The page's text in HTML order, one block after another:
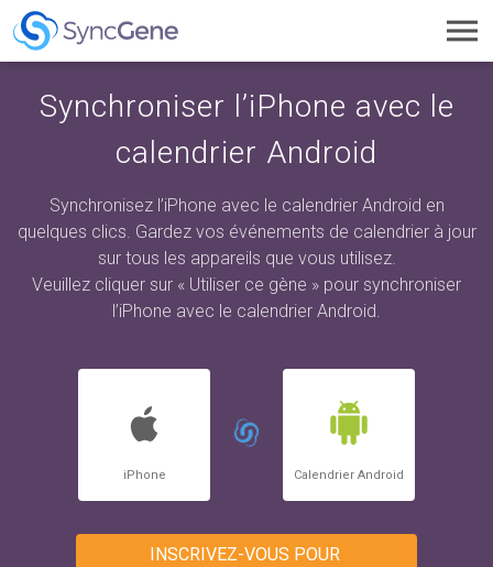
Synchroniser l’iPhone avec le
calendrier Android
Synchronisez l’iPhone avec le calendrier Android en
quelques clics. Gardez vos événements de calendrier à jour
sur tous les appareils que vous utilisez.
Veuillez cliquer sur « Utiliser ce gène » pour synchroniser
l’iPhone avec le calendrier Android.
iPhone Calendrier Android
INSCRIVEZ-VOUS POUR